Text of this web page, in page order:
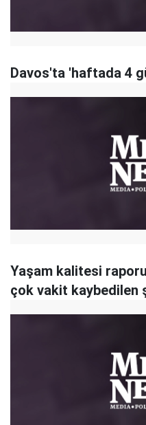
Davos'ta 'haftada 4
Yaşam kalitesi
çok vakit kaybedilen